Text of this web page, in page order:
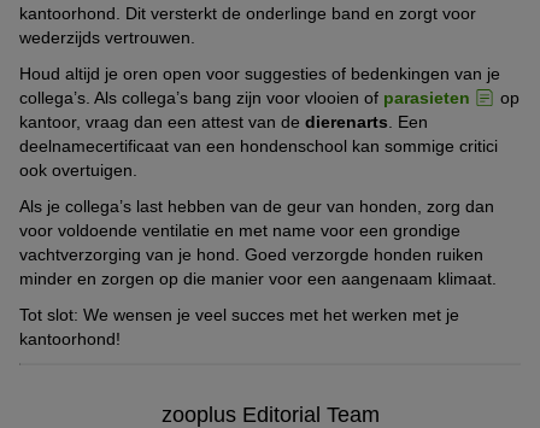
kantoorhond. Dit versterkt de onderlinge band en zorgt voor
wederzijds vertrouwen.
Houd altijd je oren open voor suggesties of bedenkingen van je
collega’s. Als collega’s bang zijn voor vlooien of parasieten
op
kantoor, vraag dan een attest van de dierenarts . Een
deelnamecertificaat van een hondenschool kan sommige critici
ook overtuigen.
Als je collega’s last hebben van de geur van honden, zorg dan
voor voldoende ventilatie en met name voor een grondige
vachtverzorging van je hond. Goed verzorgde honden ruiken
minder en zorgen op die manier voor een aangenaam klimaat.
Tot slot: We wensen je veel succes met het werken met je
kantoorhond!
zooplus Editorial Team